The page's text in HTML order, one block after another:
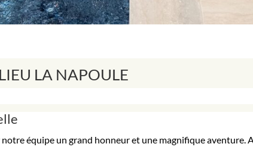
LA NAPOULE
équipe un grand honneur et une magnifique aventure.